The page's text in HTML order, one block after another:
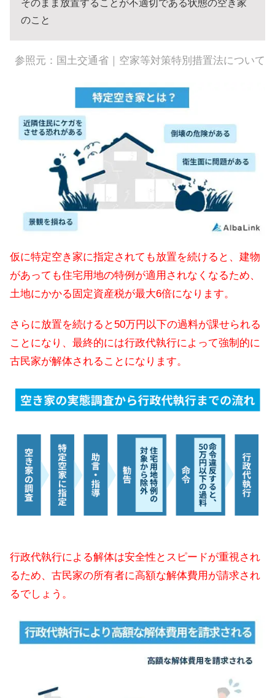
そのまま放置することが不適切である状態の空き家
のこと
参照元： 国土交通省｜空家等対策特別措置法について
仮に特定空き家に指定されても放置を続けると、建物
があっても住宅用地の特例が適用されなくなるため、
土地にかかる固定資産税が最大6倍になります。
さらに放置を続けると50万円以下の過料が課せられる
ことになり、最終的には行政代執行によって強制的に
古民家が解体されることになります。
行政代執行による解体は安全性とスピードが重視され
るため、古民家の所有者に高額な解体費用が請求され
るでしょう。